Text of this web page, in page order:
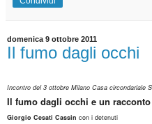
domenica 9 ottobre 2011
Il fumo dagli occhi
Incontro del 3 ottobre Milano Casa circondariale
Il fumo dagli occhi e un
Giorgio Cesati Cassin con i detenuti